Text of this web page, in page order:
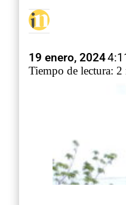
19 enero, 2024
Tiempo de lectura: